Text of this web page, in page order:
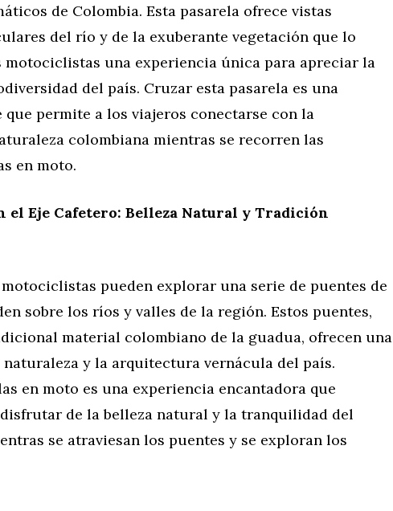
de Colombia. Esta pasarela ofrece vistas
del río y de la exuberante vegetación que lo
motociclistas una experiencia única para apreciar la
del país. Cruzar esta pasarela es una
permite a los viajeros conectarse con la
colombiana mientras se recorren las
en moto.
el Eje Cafetero: Belleza Natural y Tradición
pueden explorar una serie de puentes de
sobre los ríos y valles de la región. Estos puentes,
material colombiano de la guadua, ofrecen una
y la arquitectura vernácula del país.
en moto es una experiencia encantadora que
de la belleza natural y la tranquilidad del
se atraviesan los puentes y se exploran los